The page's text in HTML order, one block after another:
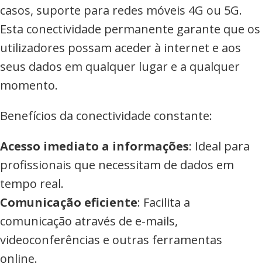
casos, suporte para redes móveis 4G ou 5G.
Esta conectividade permanente garante que os
utilizadores possam aceder à internet e aos
seus dados em qualquer lugar e a qualquer
momento.
Benefícios da conectividade constante:
Acesso imediato a informações: Ideal para
profissionais que necessitam de dados em
tempo real.
Comunicação eficiente: Facilita a
comunicação através de e-mails,
videoconferências e outras ferramentas
online.